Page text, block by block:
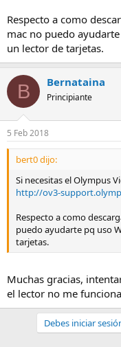
Respecto a como
mac no puedo
un lector de tarjetas.
B Bernataina
Principiante
5 Feb 2018
bert0 dijo:
Si necesitas el Olympus
http://ov3-
Respecto a como
puedo ayudarte pq uso
tarjetas.
Muchas gracias,
el lector no me
Debes iniciar